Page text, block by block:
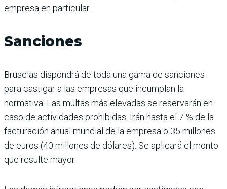
empresa en particular.
Sanciones
Bruselas dispondrá de toda una gama de sanciones
para castigar a las empresas que incumplan la
normativa. Las multas más elevadas se reservarán en
caso de actividades prohibidas. Irán hasta el 7 % de la
facturación anual mundial de la empresa o 35 millones
de euros (40 millones de dólares). Se aplicará el monto
que resulte mayor.